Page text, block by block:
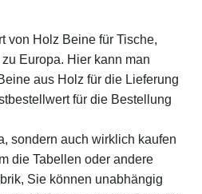
von Holz Beine für Tische,
Europa. Hier kann man
aus Holz für die Lieferung
für die Bestellung
sondern auch wirklich kaufen
die Tabellen oder andere
Sie können unabhängig